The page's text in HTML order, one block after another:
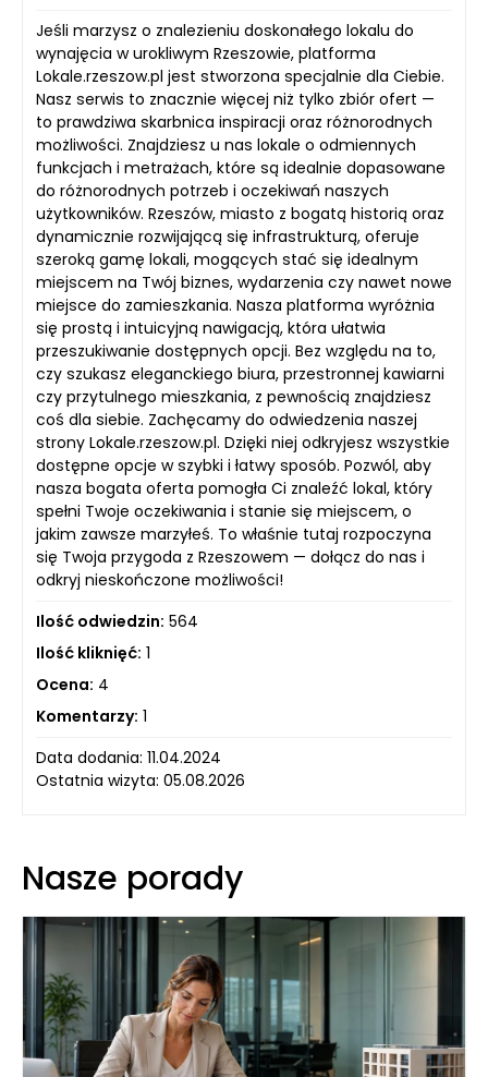
Jeśli marzysz o znalezieniu doskonałego lokalu do
wynajęcia w urokliwym Rzeszowie, platforma
Lokale.rzeszow.pl jest stworzona specjalnie dla Ciebie.
Nasz serwis to znacznie więcej niż tylko zbiór ofert —
to prawdziwa skarbnica inspiracji oraz różnorodnych
możliwości. Znajdziesz u nas lokale o odmiennych
funkcjach i metrażach, które są idealnie dopasowane
do różnorodnych potrzeb i oczekiwań naszych
użytkowników. Rzeszów, miasto z bogatą historią oraz
dynamicznie rozwijającą się infrastrukturą, oferuje
szeroką gamę lokali, mogących stać się idealnym
miejscem na Twój biznes, wydarzenia czy nawet nowe
miejsce do zamieszkania. Nasza platforma wyróżnia
się prostą i intuicyjną nawigacją, która ułatwia
przeszukiwanie dostępnych opcji. Bez względu na to,
czy szukasz eleganckiego biura, przestronnej kawiarni
czy przytulnego mieszkania, z pewnością znajdziesz
coś dla siebie. Zachęcamy do odwiedzenia naszej
strony Lokale.rzeszow.pl. Dzięki niej odkryjesz wszystkie
dostępne opcje w szybki i łatwy sposób. Pozwól, aby
nasza bogata oferta pomogła Ci znaleźć lokal, który
spełni Twoje oczekiwania i stanie się miejscem, o
jakim zawsze marzyłeś. To właśnie tutaj rozpoczyna
się Twoja przygoda z Rzeszowem — dołącz do nas i
odkryj nieskończone możliwości!
Ilość odwiedzin: 564
Ilość kliknięć: 1
Ocena: 4
Komentarzy: 1
Data dodania: 11.04.2024
Ostatnia wizyta: 05.08.2026
Nasze porady